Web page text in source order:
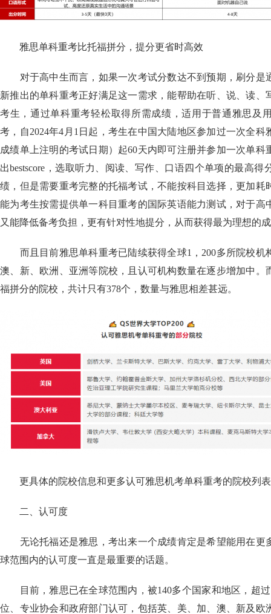
雅思单科重考比托福拼分，提分更省时高效
对于高中生而言，如果一次考试分数达不到预期，刷分是
新推出的单科重考正好满足这一需求，能帮助在听、说、读、
考生，通过单科重考轻松取得所需成绩，适用于普通雅思及
考，自2024年4月1日起，考生在中国大陆地区参加过一次全
成绩单上注明的考试日期）起60天内即可注册并参加一次单科
出bestscore，选取听力、阅读、写作、口语四个单项的最高
绩，但是需要重考完整的托福考试，不能按科目选择，更加耗
能为考生按需提供单一科目重考的国际英语能力测试，对于高
又能降低备考负担，更有针对性地提分，从而获得最为理想的
而且目前雅思单科重考已陆续获得全球1，200多所院校机
澳、新、欧洲、亚洲等院校，且认可机构数量在逐步增加中。
福拼分的院校，共计只有378个，数量与雅思相差甚远。
更具体的院校信息和更多认可雅思机考单科重考的院校列
二、认可度
无论托福还是雅思，考出来一个成绩肯定是希望能用在更
球范围内的认可度一直是最重要的话题。
目前，雅思已在全球范围内，被140多个国家和地区，超过
位、专业协会和政府部门认可，包括英、美、加、澳、新及欧